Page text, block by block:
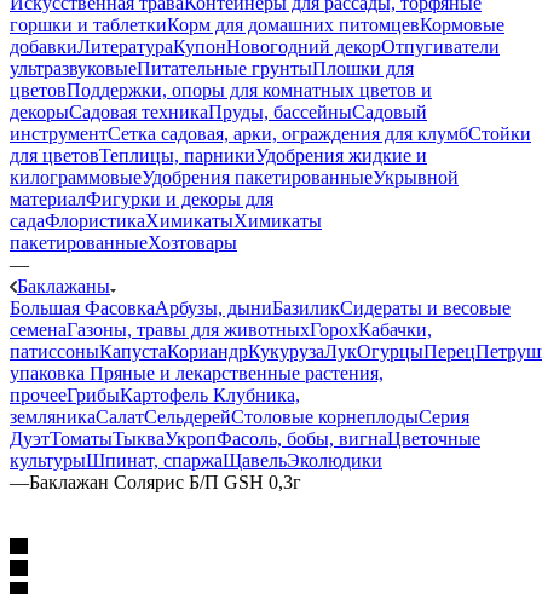
горшки и таблеткиКорм для домашних питомцевКормовые
добавкиЛитератураКупонНовогодний декорОтпугиватели
ультразвуковыеПитательные грунтыПлошки для
цветовПоддержки, опоры для комнатных цветов и
декорыСадовая техникаПруды, бассейныСадовый
инструментСетка садовая, арки, ограждения для клумбСтойки
для цветовТеплицы, парникиУдобрения жидкие и
килограммовыеУдобрения пакетированныеУкрывной
материалФигурки и декоры для
садаФлористикаХимикатыХимикаты
пакетированныеХозтовары
—
Баклажаны
Большая ФасовкаАрбузы, дыниБазиликСидераты и весовые
семенаГазоны, травы для животныхГорохКабачки,
патиссоныКапустаКориандрКукурузаЛукОгурцыПерец
упаковка Пряные и лекарственные растения,
прочееГрибыКартофель Клубника,
земляникаСалатСельдерейСтоловые корнеплодыСерия
ДуэтТоматыТыкваУкропФасоль, бобы, вигнаЦветочные
культурыШпинат, спаржаЩавельЭколюдики
—Баклажан Солярис Б/П GSH 0,3г